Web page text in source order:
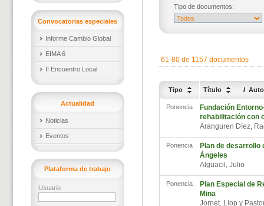
Convocatorias especiales
Informe Cambio Global
EIMA 6
II Encuentro Local
Actualidad
Noticias
Eventos
Plataforma de trabajo
Usuario
Tipo de documentos:
61-80 de 1157 documentos
Tipo Título /
Ponencia
Fundación
rehabilitación con
Aranguren Díez,
Ponencia
Plan de desarrollo
Ángeles
Alguacil, Julio
Ponencia
Plan Especial de
Mina
Jornet, Llop y